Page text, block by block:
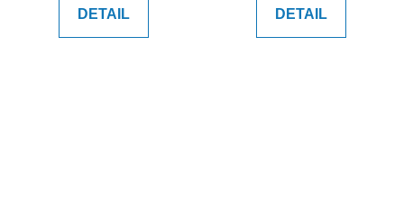
DETAIL DETAIL